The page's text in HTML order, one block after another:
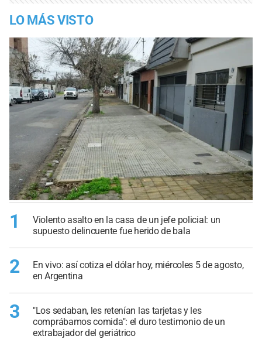
LO MÁS VISTO
1
Violento asalto en la casa de un jefe policial: un
supuesto delincuente fue herido de bala
2
En vivo: así cotiza el dólar hoy, miércoles 5 de agosto,
en Argentina
3
"Los sedaban, les retenían las tarjetas y les
comprábamos comida": el duro testimonio de un
extrabajador del geriátrico